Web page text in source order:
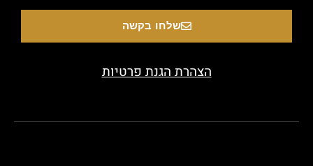
שלחו בקשה
הצהרת הגנת פרטיות